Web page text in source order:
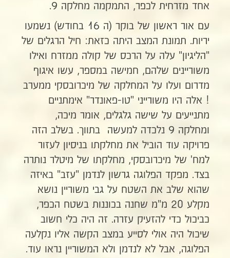
אחד מזרחית לכפר, התמקמה מחלקה 9.
עם אור ראשון של בוקר (ה 16 בחודש) נשמעו
יריות. תמונת המצב היתה כזאת: חיל הרגלים של
"הליגיון" עלה על הרכס של קולה ממזרח ואילו
משוריינים שלהם, חמישה במספר, עשו איגוף
מדרום ועלו על המחלקה של מיכרובסקי ממערב
! אלה היו משורייני "טו-פאונדר" אימתניים
מתנייעים על שישה גלגלים, אומר מיכה,
ומחלקה 9 נלכדה למעשה בתווך. בשלב הזה
פרויקה עוד הוביל את מחלקתו בניסיון לעזור
למח' של מיכרובסקי, מחלקתו של מיטלר נותרה
בצד. מפקד הפלוגה גרשון לנדמן "עזב" באיזה
שהוא שלב את השטח על גבי משוריין נושא
מקלע 20 מ"מ שחנה בכוננות בשטח הכפר,
כביכול כדי להזעיק עזרה. זה היה כלי חשוב
שיכול היה אולי לסייע במצב הקשה אליו נקלעה
הפלוגה, אבל לא לנדמן ולא המשוריין נראו עוד.